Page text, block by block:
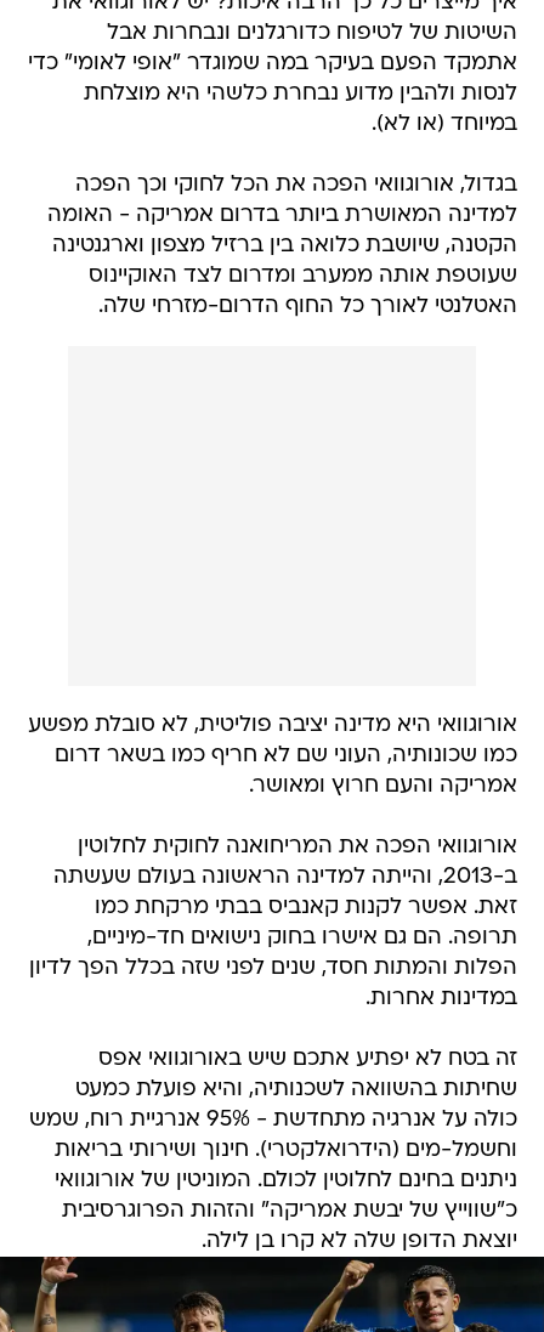
השיטות של לטיפוח כדורגלנים ונבחרות אבל
אתמקד הפעם בעיקר במה שמוגדר "אופי לאומי" כדי
לנסות ולהבין מדוע נבחרת כלשהי היא מוצלחת
במיוחד (או לא).
בגדול, אורוגוואי הפכה את הכל לחוקי וכך הפכה
למדינה המאושרת ביותר בדרום אמריקה - האומה
הקטנה, שיושבת כלואה בין ברזיל מצפון וארגנטינה
שעוטפת אותה ממערב ומדרום לצד האוקיינוס
האטלנטי לאורך כל החוף הדרום-מזרחי שלה.
אורוגוואי היא מדינה יציבה פוליטית, לא סובלת מפשע
כמו שכונותיה, העוני שם לא חריף כמו בשאר דרום
אמריקה והעם חרוץ ומאושר.
אורוגוואי הפכה את המריחואנה לחוקית לחלוטין
ב-2013, והייתה למדינה הראשונה בעולם שעשתה
זאת. אפשר לקנות קאנביס בבתי מרקחת כמו
תרופה. הם גם אישרו בחוק נישואים חד-מיניים,
הפלות והמתות חסד, שנים לפני שזה בכלל הפך לדיון
במדינות אחרות.
זה בטח לא יפתיע אתכם שיש באורוגוואי אפס
שחיתות בהשוואה לשכנותיה, והיא פועלת כמעט
כולה על אנרגיה מתחדשת - 95% אנרגיית רוח, שמש
וחשמל-מים (הידרואלקטרי). חינוך ושירותי בריאות
ניתנים בחינם לחלוטין לכולם. המוניטין של אורוגוואי
כ"שווייץ של יבשת אמריקה" והזהות הפרוגרסיבית
יוצאת הדופן שלה לא קרו בן לילה.